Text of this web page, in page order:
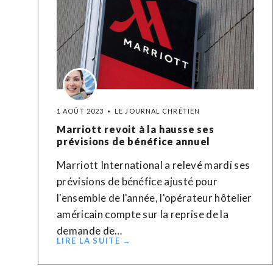
1 AOÛT 2023 LE JOURNAL CHRÉTIEN
Marriott revoit à la hausse ses
prévisions de bénéfice annuel
Marriott International a relevé mardi ses
prévisions de bénéfice ajusté pour
l'ensemble de l'année, l'opérateur hôtelier
américain compte sur la reprise de la
demande de…
LIRE LA SUITE →